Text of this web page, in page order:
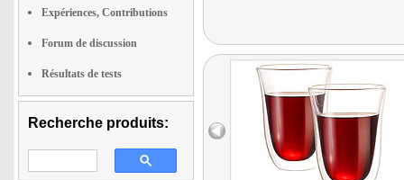
Expériences, Contributions
Forum de discussion
Résultats de tests
Recherche produits: